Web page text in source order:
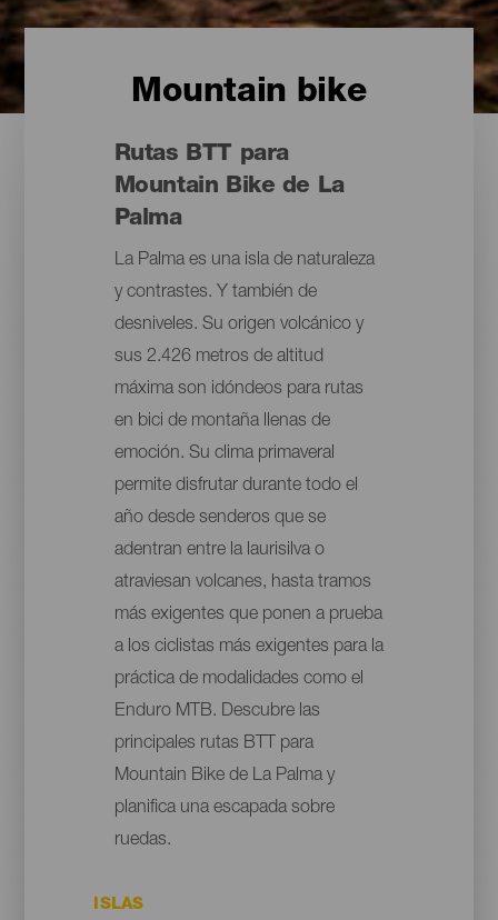
Mountain bike
Rutas BTT para
Mountain Bike de La
Palma
La Palma es una isla de naturaleza
y contrastes. Y también de
desniveles. Su origen volcánico y
sus 2.426 metros de altitud
máxima son idóndeos para rutas
en bici de montaña llenas de
emoción. Su clima primaveral
permite disfrutar durante todo el
año desde senderos que se
adentran entre la laurisilva o
atraviesan volcanes, hasta tramos
más exigentes que ponen a prueba
a los ciclistas más exigentes para la
práctica de modalidades como el
Enduro MTB. Descubre las
principales rutas BTT para
Mountain Bike de La Palma y
planifica una escapada sobre
ruedas.
ISLAS